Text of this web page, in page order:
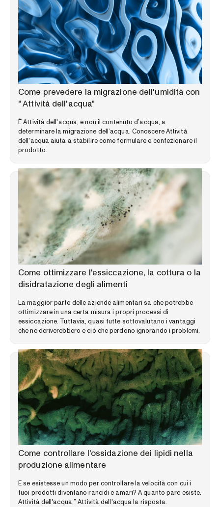
LIBRERIA DELLE COMPETENZE
Come prevedere la migrazione dell'umidità con
" Attività dell'acqua"
È Attività dell'acqua, e non il contenuto d’acqua, a
determinare la migrazione dell’acqua. Conoscere Attività
dell'acqua aiuta a stabilire come formulare e confezionare il
prodotto.
LIBRERIA DELLE COMPETENZE
Come ottimizzare l'essiccazione, la cottura o la
disidratazione degli alimenti
La maggior parte delle aziende alimentari sa che potrebbe
ottimizzare in una certa misura i propri processi di
essiccazione. Tuttavia, quasi tutte sottovalutano i vantaggi
che ne deriverebbero e ciò che perdono ignorando i problemi.
LIBRERIA DELLE COMPETENZE
Come controllare l'ossidazione dei lipidi nella
produzione alimentare
E se esistesse un modo per controllare la velocità con cui i
tuoi prodotti diventano rancidi e amari? A quanto pare esiste:
Attività dell'acqua ” Attività dell'acqua la risposta.